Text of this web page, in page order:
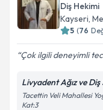
Diş Hekimi
Kayseri,
5 (76
Çok ilgili deneyimli
Livyadent Ağız ve Diş
Tacettin Veli Mahallesi
Kat:3